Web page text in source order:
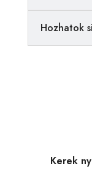
Hozhatok
Kerek